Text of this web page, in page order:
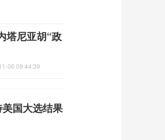
塔尼亚胡“政
06 09:44:39
国大选结果